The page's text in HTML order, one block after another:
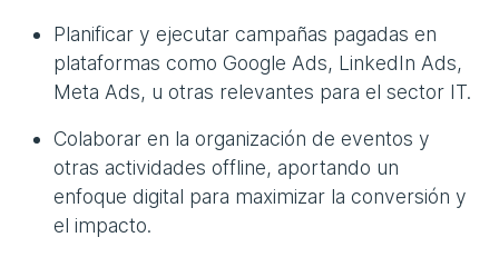
Planificar y ejecutar campañas pagadas en
plataformas como Google Ads, LinkedIn Ads,
Meta Ads, u otras relevantes para el sector IT.
Colaborar en la organización de eventos y
otras actividades offline, aportando un
enfoque digital para maximizar la conversión y
el impacto.